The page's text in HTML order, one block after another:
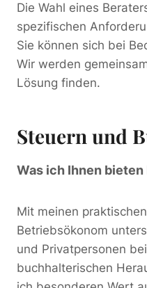
Die Wahl eines
spezifischen
Sie können sich bei
Wir werden
Lösung finden.
Steuern und
Was ich Ihnen bieten
Mit meinen
Betriebsökonom
und Privatpersonen
buchhalterischen